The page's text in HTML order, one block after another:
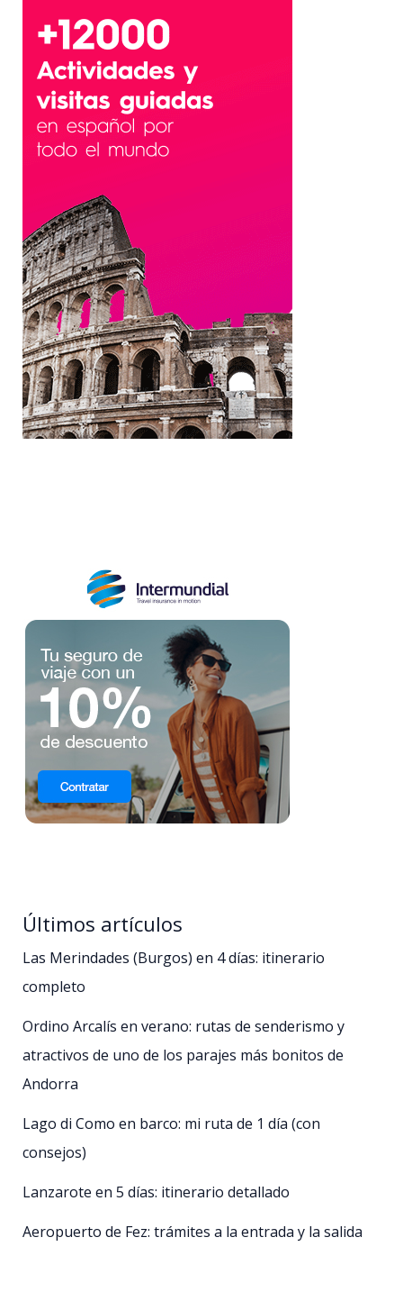
Últimos artículos
Las Merindades (Burgos) en 4 días: itinerario
completo
Ordino Arcalís en verano: rutas de senderismo y
atractivos de uno de los parajes más bonitos de
Andorra
Lago di Como en barco: mi ruta de 1 día (con
consejos)
Lanzarote en 5 días: itinerario detallado
Aeropuerto de Fez: trámites a la entrada y la salida